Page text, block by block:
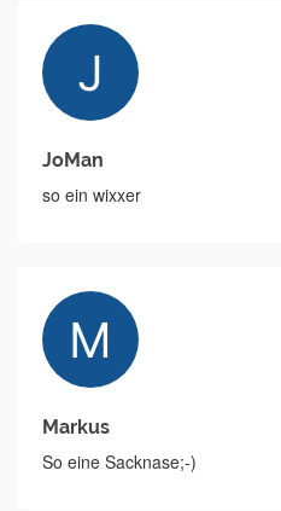
JoMan
so ein wixxer
Markus
So eine Sacknase;-)